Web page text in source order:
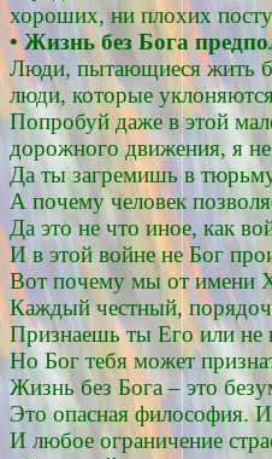
хороших, ни плохих
• Жизнь без Бога
Люди, пытающиеся жить
люди, которые
Попробуй даже в этой
дорожного движения, я
Да ты загремишь в
А почему человек
Да это не что иное, как
И в этой войне не Бог
Вот почему мы от имени
Каждый честный,
Признаешь ты Его или не
Но Бог тебя может
Жизнь без Бога – это
Это опасная философия.
И любое ограничение